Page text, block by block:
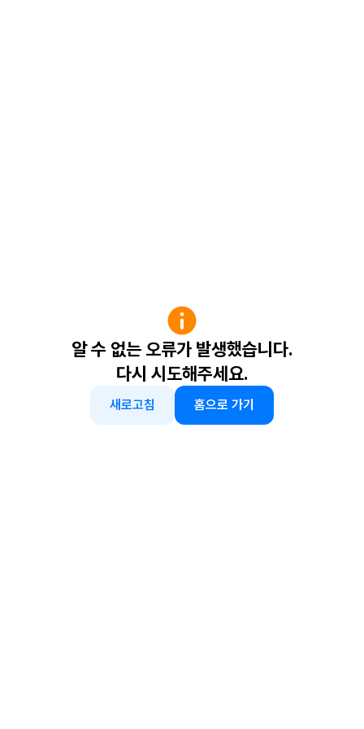
알 수 없는 오류가 발생했습니다.
다시 시도해주세요.
새로고침 홈으로 가기